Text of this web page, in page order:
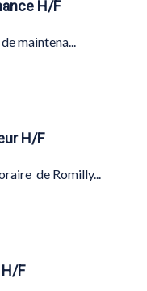
H/F
maintena...
H/F
de Romilly...
F